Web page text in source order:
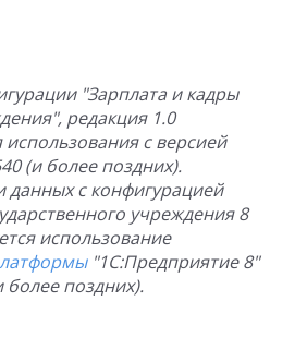
"Зарплата и кадры
редакция 1.0
с версией
(и более поздних).
данных с конфигурацией
учреждения 8
использование
"1С:Предприятие 8"
более поздних).